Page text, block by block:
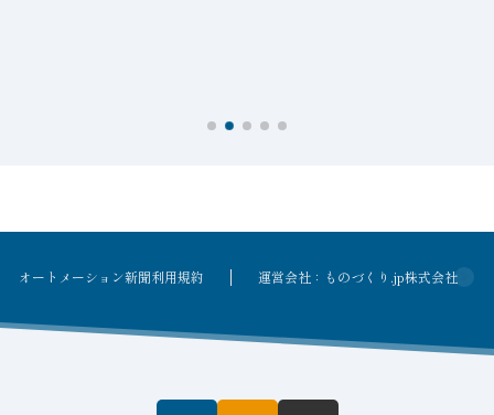
オートメーション新聞利用規約 運営会社：ものづくり.jp株式会社